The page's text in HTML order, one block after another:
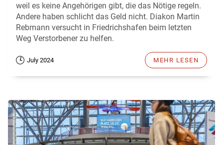
weil es keine Angehörigen gibt, die das Nötige regeln.
Andere haben schlicht das Geld nicht. Diakon Martin
Rebmann versucht in Friedrichshafen beim letzten
Weg Verstorbener zu helfen.
July 2024 MEHR LESEN